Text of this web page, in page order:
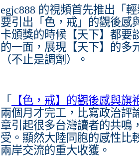
egjc888 的視頻首先推出「
要引出「色，戒」的觀後感
卡頒獎的時候【天下】都要
的一面，展現【天下】的多
（不止是調劑）。
「
【色，戒】的觀後感與旗
兩個月才完工，比寫政治評
章引起很多台灣讀者的共鳴
受。顯然大陸同胞的感性比
兩岸交流的重大收獲。